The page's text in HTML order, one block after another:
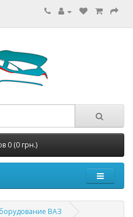
0 (0 грн.)
ВАЗ